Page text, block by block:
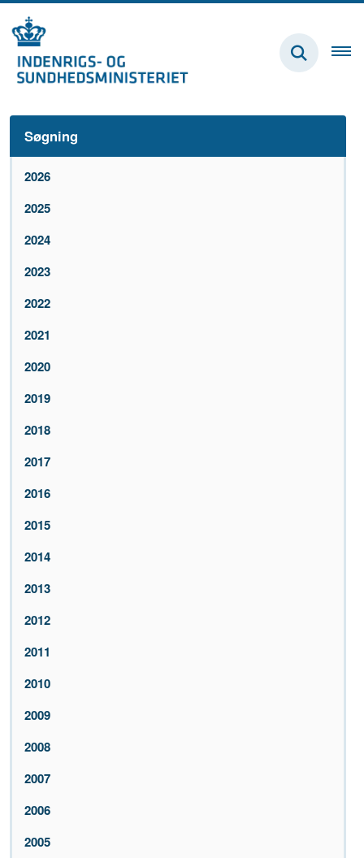
Søgning
2026
2025
2024
2023
2022
2021
2020
2019
2018
2017
2016
2015
2014
2013
2012
2011
2010
2009
2008
2007
2006
2005